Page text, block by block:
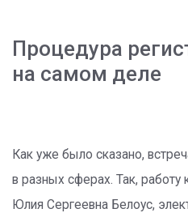
Процедура
на самом деле
Как уже было сказано,
в разных сферах. Так, работу
Юлия Сергеевна Белоус,